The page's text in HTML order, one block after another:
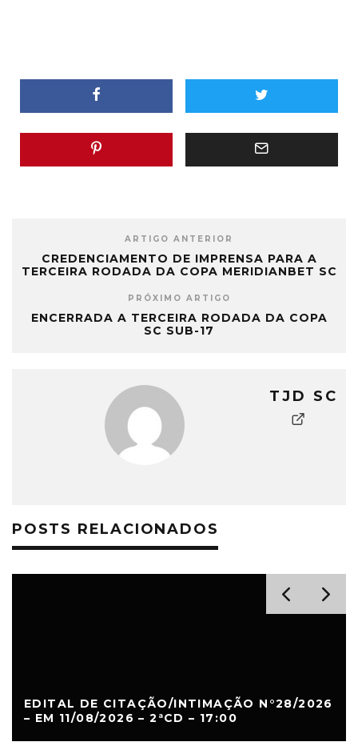
ARTIGO ANTERIOR
CREDENCIAMENTO DE IMPRENSA PARA A
TERCEIRA RODADA DA COPA MERIDIANBET SC
PRÓXIMO ARTIGO
ENCERRADA A TERCEIRA RODADA DA COPA
SC SUB-17
TJD SC
POSTS RELACIONADOS
EDITAL DE CITAÇÃO/INTIMAÇÃO N°28/2026
– EM 11/08/2026 – 2ªCD – 17:00